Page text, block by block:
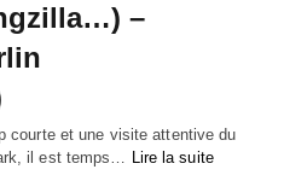
–
courte et une visite attentive du
il est temps… Lire la suite